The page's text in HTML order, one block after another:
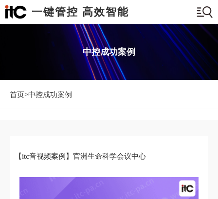
一键管控 高效智能
中控成功案例
首页>中控成功案例
【itc音视频案例】官洲生命科学会议中心